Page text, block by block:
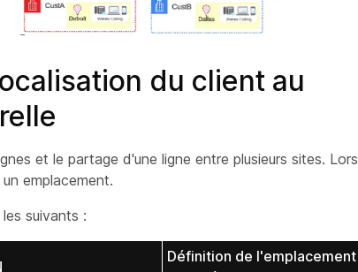
du client au
et le partage d'une ligne entre plusieurs sites. Lors
emplacement.
suivants :
Définition de l'emplacement